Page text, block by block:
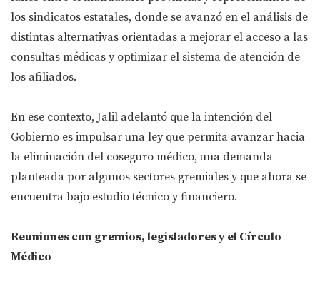
los sindicatos estatales, donde se avanzó en el análisis de
distintas alternativas orientadas a mejorar el acceso a las
consultas médicas y optimizar el sistema de atención de
los afiliados.
En ese contexto, Jalil adelantó que la intención del
Gobierno es impulsar una ley que permita avanzar hacia
la eliminación del coseguro médico, una demanda
planteada por algunos sectores gremiales y que ahora se
encuentra bajo estudio técnico y financiero.
Reuniones con gremios, legisladores y el Círculo
Médico